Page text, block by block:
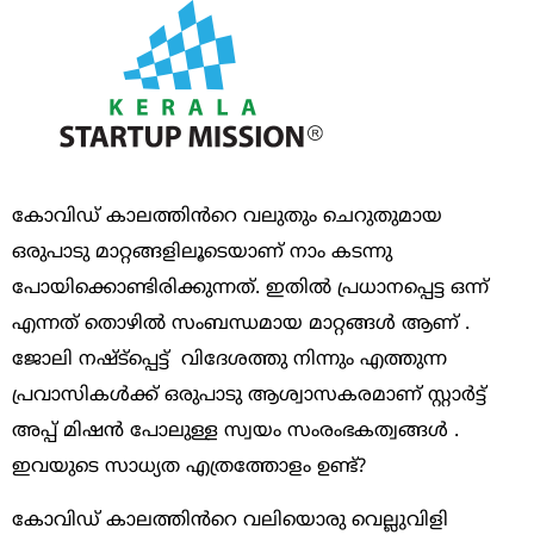
കോവിഡ് കാലത്തിൻറെ വലുതും ചെറുതുമായ
ഒരുപാടു മാറ്റങ്ങളിലൂടെയാണ് നാം കടന്നു
പോയിക്കൊണ്ടിരിക്കുന്നത്. ഇതിൽ പ്രധാനപ്പെട്ട ഒന്ന്
എന്നത് തൊഴിൽ സംബന്ധമായ മാറ്റങ്ങൾ ആണ്‌ .
ജോലി നഷ്ട്പ്പെട്ട് വിദേശത്തു നിന്നും എത്തുന്ന
പ്രവാസികൾക്ക് ഒരുപാടു ആശ്വാസകരമാണ് സ്റ്റാർട്ട്
അപ്പ് മിഷൻ പോലുള്ള സ്വയം സംരംഭകത്വങ്ങൾ .
ഇവയുടെ സാധ്യത എത്രത്തോളം ഉണ്ട്?
കോവിഡ് കാലത്തിൻറെ വലിയൊരു വെല്ലുവിളി